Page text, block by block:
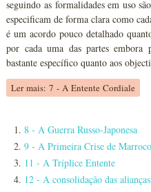
seguindo as formalidades em uso
especificam de forma clara como
é um acordo pouco detalhado
por cada uma das partes embora
bastante específico quanto aos
Ler mais: 7 - A Entente Cordiale
8 - A Guerra Russo-Japonesa
9 - A Primeira Crise de
11 - A Tríplice Entente
12 - A consolidação das alianças